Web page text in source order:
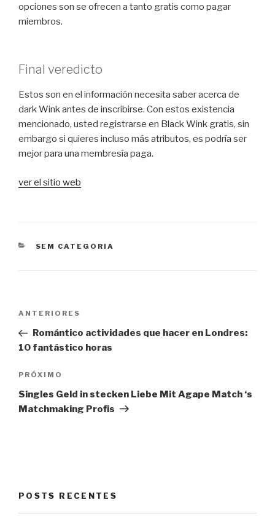
opciones son se ofrecen a tanto gratis como pagar
miembros.
Final veredicto
Estos son en el información necesita saber acerca de
dark Wink antes de inscribirse. Con estos existencia
mencionado, usted registrarse en Black Wink gratis, sin
embargo si quieres incluso más atributos, es podría ser
mejor para una membresía paga.
ver el sitio web
CATEGORIAS
SEM CATEGORIA
Post
Post
anterior
ANTERIORES
Romántico actividades que hacer en Londres:
10 fantástico horas
Próximo
post
PRÓXIMO
Singles Geld in stecken Liebe Mit Agape Match ‘s
Matchmaking Profis
POSTS RECENTES